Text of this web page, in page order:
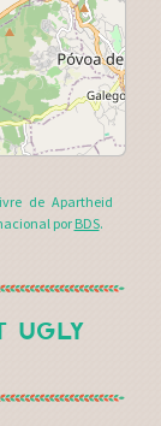
de Apartheid
por BDS.
UGLY